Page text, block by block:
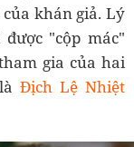
khán giả. Lý
"cộp mác"
gia của hai
làĐịch Lệ Nhiệt